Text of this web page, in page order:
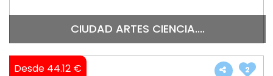
CIUDAD ARTES CIENCIA....
Desde 44.12 € 2